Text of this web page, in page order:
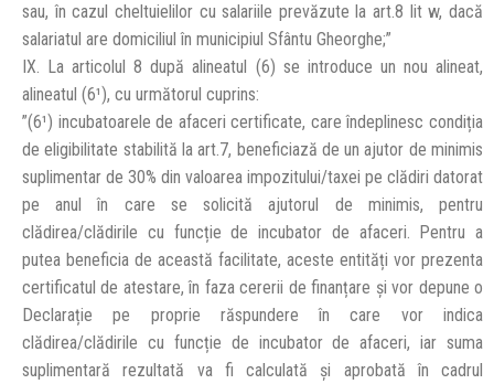
sau, în cazul cheltuielilor cu salariile prevăzute la art.8 lit w, dacă
salariatul are domiciliul în municipiul Sfântu Gheorghe;”
IX. La articolul 8 după alineatul (6) se introduce un nou alineat,
alineatul (6¹), cu următorul cuprins:
”(6¹) incubatoarele de afaceri certificate, care îndeplinesc condiția
de eligibilitate stabilită la art.7, beneficiază de un ajutor de minimis
suplimentar de 30% din valoarea impozitului/taxei pe clădiri datorat
pe anul în care se solicită ajutorul de minimis, pentru
clădirea/clădirile cu funcție de incubator de afaceri. Pentru a
putea beneficia de această facilitate, aceste entități vor prezenta
certificatul de atestare, în faza cererii de finanțare și vor depune o
Declarație pe proprie răspundere în care vor indica
clădirea/clădirile cu funcție de incubator de afaceri, iar suma
suplimentară rezultată va fi calculată și aprobată în cadrul